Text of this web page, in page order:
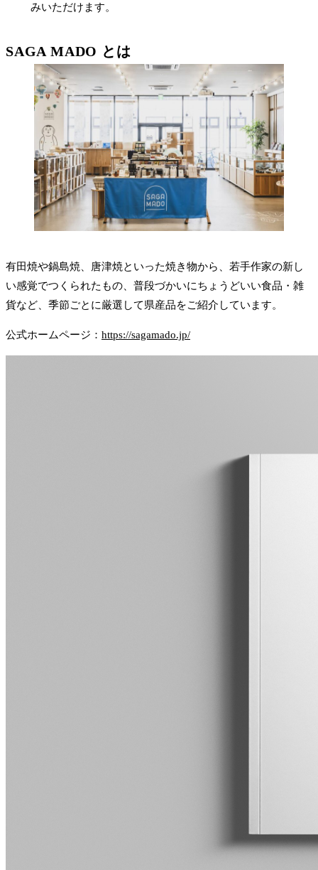
みいただけます。
SAGA MADO とは
有田焼や鍋島焼、唐津焼といった焼き物から、若手作家の新し
い感覚でつくられたもの、普段づかいにちょうどいい食品・雑
貨など、季節ごとに厳選して県産品をご紹介しています。
公式ホームページ： https://sagamado.jp/